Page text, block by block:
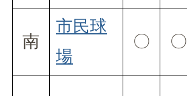
南
市民球
場
〇 〇